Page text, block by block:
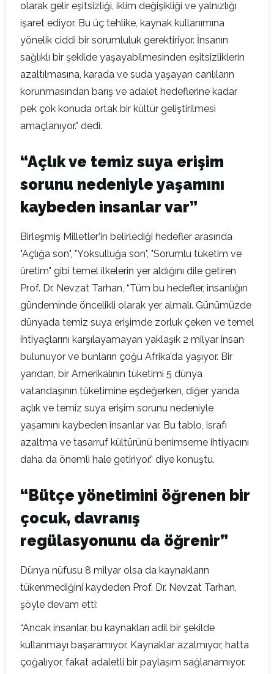
olarak gelir eşitsizliği, iklim değişikliği ve yalnızlığı
işaret ediyor. Bu üç tehlike, kaynak kullanımına
yönelik ciddi bir sorumluluk gerektiriyor. İnsanın
sağlıklı bir şekilde yaşayabilmesinden eşitsizliklerin
azaltılmasına, karada ve suda yaşayan canlıların
korunmasından barış ve adalet hedeflerine kadar
pek çok konuda ortak bir kültür geliştirilmesi
amaçlanıyor.” dedi.
“Açlık ve temiz suya erişim
sorunu nedeniyle yaşamını
kaybeden insanlar var”
Birleşmiş Milletler’in belirlediği hedefler arasında
"Açlığa son", "Yoksulluğa son", "Sorumlu tüketim ve
üretim" gibi temel ilkelerin yer aldığını dile getiren
Prof. Dr. Nevzat Tarhan, “Tüm bu hedefler, insanlığın
gündeminde öncelikli olarak yer almalı. Günümüzde
dünyada temiz suya erişimde zorluk çeken ve temel
ihtiyaçlarını karşılayamayan yaklaşık 2 milyar insan
bulunuyor ve bunların çoğu Afrika’da yaşıyor. Bir
yandan, bir Amerikalının tüketimi 5 dünya
vatandaşının tüketimine eşdeğerken, diğer yanda
açlık ve temiz suya erişim sorunu nedeniyle
yaşamını kaybeden insanlar var. Bu tablo, israfı
azaltma ve tasarruf kültürünü benimseme ihtiyacını
daha da önemli hale getiriyor.” diye konuştu.
“Bütçe yönetimini öğrenen bir
çocuk, davranış
regülasyonunu da öğrenir”
Dünya nüfusu 8 milyar olsa da kaynakların
tükenmediğini kaydeden Prof. Dr. Nevzat Tarhan,
şöyle devam etti:
“Ancak insanlar, bu kaynakları adil bir şekilde
kullanmayı başaramıyor. Kaynaklar azalmıyor, hatta
çoğalıyor, fakat adaletli bir paylaşım sağlanamıyor.